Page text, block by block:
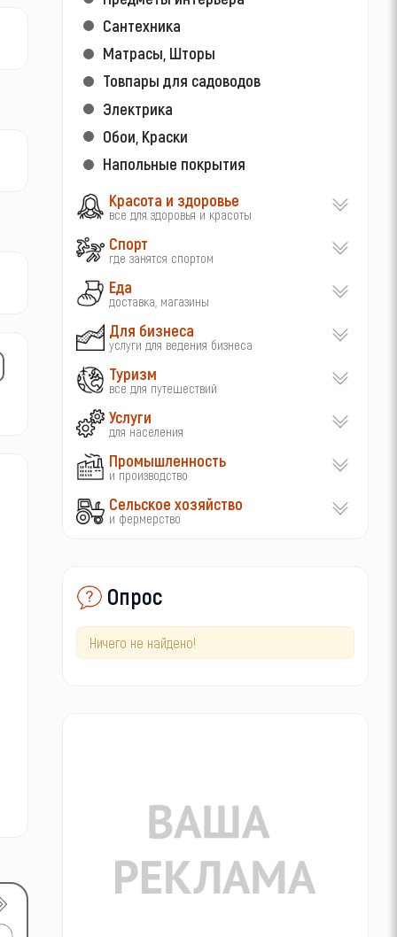
Сантехника
Матрасы, Шторы
Товпары для садоводов
Электрика
Обои, Краски
Напольные покрытия
Красота и здоровье
все для здоровья и красоты
Спорт
где занятся спортом
Еда
доставка, магазины
Для бизнеса
услуги для ведения бизнеса
Туризм
все для путешествий
Услуги
для населения
Промышленность
и производство
Сельское хозяйство
и фермерство
Опрос
Ничего не найдено!